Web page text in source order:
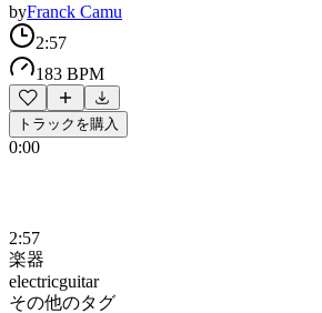
byFranck Camu
2:57
183 BPM
トラックを購入
0:00
2:57
楽器
electricguitar
その他のタグ